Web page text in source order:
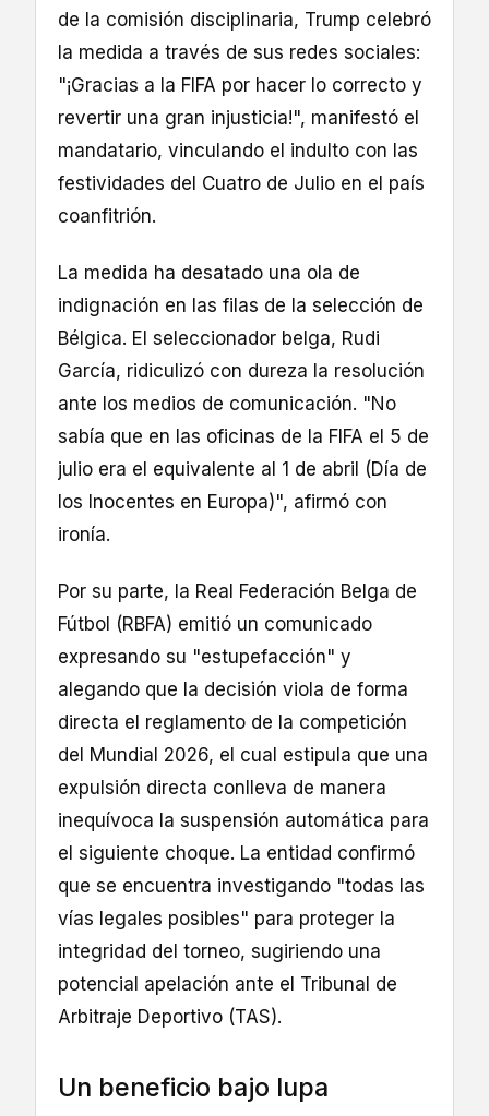
de la comisión disciplinaria, Trump celebró
la medida a través de sus redes sociales:
"¡Gracias a la FIFA por hacer lo correcto y
revertir una gran injusticia!", manifestó el
mandatario, vinculando el indulto con las
festividades del Cuatro de Julio en el país
coanfitrión.
La medida ha desatado una ola de
indignación en las filas de la selección de
Bélgica. El seleccionador belga, Rudi
García, ridiculizó con dureza la resolución
ante los medios de comunicación. "No
sabía que en las oficinas de la FIFA el 5 de
julio era el equivalente al 1 de abril (Día de
los Inocentes en Europa)", afirmó con
ironía.
Por su parte, la Real Federación Belga de
Fútbol (RBFA) emitió un comunicado
expresando su "estupefacción" y
alegando que la decisión viola de forma
directa el reglamento de la competición
del Mundial 2026, el cual estipula que una
expulsión directa conlleva de manera
inequívoca la suspensión automática para
el siguiente choque. La entidad confirmó
que se encuentra investigando "todas las
vías legales posibles" para proteger la
integridad del torneo, sugiriendo una
potencial apelación ante el Tribunal de
Arbitraje Deportivo (TAS).
Un beneficio bajo lupa